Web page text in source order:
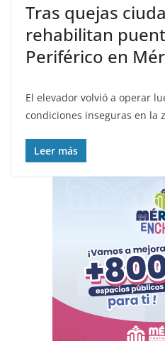
Tras quejas
rehabilitan
Periférico en
El elevador volvió a operar
condiciones inseguras en la
Leer más